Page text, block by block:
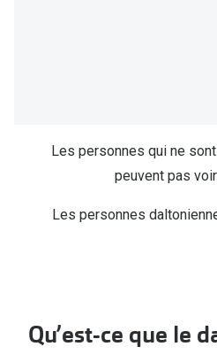
Les personnes qui ne
peuvent pas
Les personnes
Qu’est-ce que le